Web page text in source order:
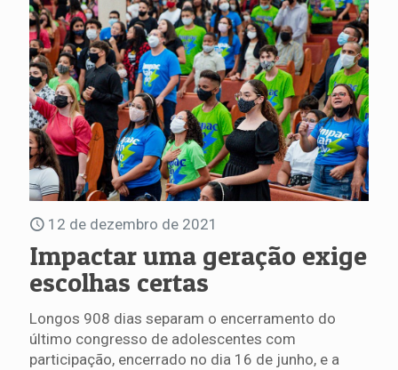
12 de dezembro de 2021
Impactar uma geração exige
escolhas certas
Longos 908 dias separam o encerramento do
último congresso de adolescentes com
participação, encerrado no dia 16 de junho, e a